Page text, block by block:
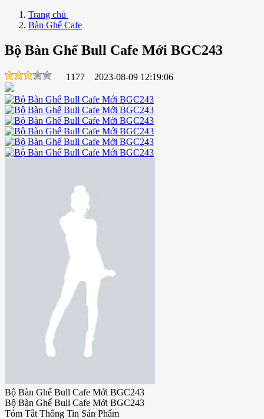
Trang chủ
Bàn Ghế Cafe
Bộ Bàn Ghế Bull Cafe Mới BGC243
1177 2023-08-09 12:19:06
Bộ Bàn Ghế Bull Cafe Mới BGC243
Bộ Bàn Ghế Bull Cafe Mới BGC243
Tóm Tắt Thông Tin Sản Phẩm